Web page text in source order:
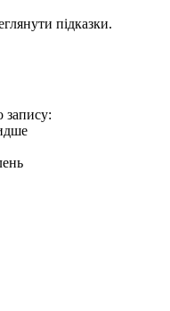
підказки.
запису: